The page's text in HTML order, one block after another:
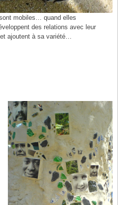
mobiles… quand elles
des relations avec leur
ajoutent à sa variété…